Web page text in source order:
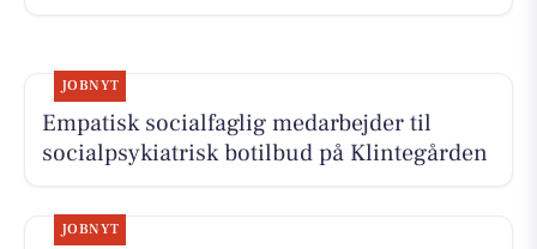
JOBNYT
Empatisk socialfaglig medarbejder til
socialpsykiatrisk botilbud på Klintegården
JOBNYT